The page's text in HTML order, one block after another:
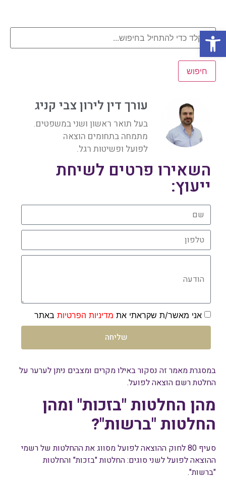
חיפוש
עורך דין לירון צבי קניג
בעל תואר ראשון ושני במשפטים.
מתמחה בתחומים הוצאה
לפועל ופשיטות רגל.
השאירו פרטים לשיחת
ייעוץ:
שם
טלפון
הודעה
אני מאשר/ת שקראתי את מדיניות הפרטיות באתר
שליחה
במסגרת מאמר זה נסקור באילו מקרים ומצבים ניתן לערער על
החלטת רשם הוצאה לפועל.
מהן החלטות "בזכות" ומהן
החלטות "ברשות"?
סעיף 80 לחוק ההוצאה לפועל מסווג את ההחלטות של רשמי
ההוצאה לפועל לשני סוגים: החלטות "בזכות" והחלטות
"ברשות".
פתח סרגל נגישות